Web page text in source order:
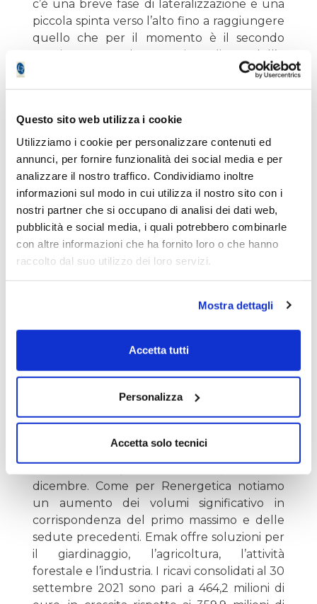
Questo sito web utilizza i cookie
Utilizziamo i cookie per personalizzare contenuti ed
annunci, per fornire funzionalità dei social media e per
analizzare il nostro traffico. Condividiamo inoltre
informazioni sul modo in cui utilizza il nostro sito con i
nostri partner che si occupano di analisi dei dati web,
pubblicità e social media, i quali potrebbero combinarle
con altre informazioni che ha fornito loro o che hanno
raccolto dal suo utilizzo dei loro servizi.
Mostra dettagli
Accetta tutti
Personalizza
Accetta solo tecnici
c’è una breve fase di lateralizzazione e una
piccola spinta verso l’alto fino a raggiungere
quello che per il momento è il secondo
massimo, ovvero la quotazione di 7,28 dell’8
e 9 dicembre. Renergetica opera nel settore
delle energie rinnovabili; nel primo semestre
euro, in calo rispetto ai circa 5,6 milioni di
euro al 30 giugno 2020. Contrazione anche
per l’EBITDA che al 30 giugno 2020 era pari
a circa 2,6 milioni di euro, mentre al 30
giugno 2021 è di circa 2,1 milioni di euro.
Prendiamo in considerazione anche
(sabato Lombard Stock Index di 22). Sul
presenza di un triangolo in formazione dato
dal primo massimo di 2,37 del 30 novembre,
dal minimo di 2,12 del 2 dicembre e da
dicembre. Come per Renergetica notiamo
un aumento dei volumi significativo in
corrispondenza del primo massimo e delle
sedute precedenti. Emak offre soluzioni per
il giardinaggio, l’agricoltura, l’attività
forestale e l’industria. I ricavi consolidati al 30
settembre 2021 sono pari a 464,2 milioni di